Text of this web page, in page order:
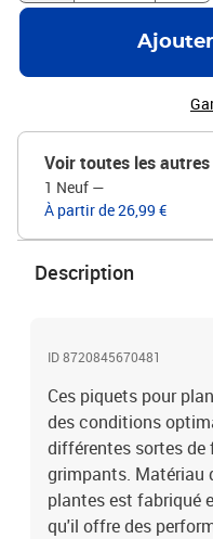
se fixer.Couleur : vert
cmDiamètre de l'anneau : 6
Voir toutes les
1 Neuf —
À partir de 26,99 €
Description
ID 8720845670481
Ces piquets pour
des conditions
différentes sortes
grimpants. Matériau
plantes est fabriqué
qu'il offre des